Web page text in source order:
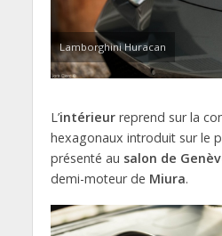
Lamborghini Huracan
L’intérieurreprend sur la
hexagonaux introduit sur le
présenté au salon de
demi-moteur de Miura.